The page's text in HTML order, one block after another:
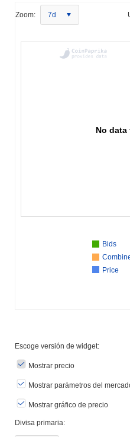
Zoom: 7d
No
Bids
Price
Escoge versión de widget:
Mostrar precio
Mostrar parámetros del
Mostrar gráfico de precio
Divisa primaria: